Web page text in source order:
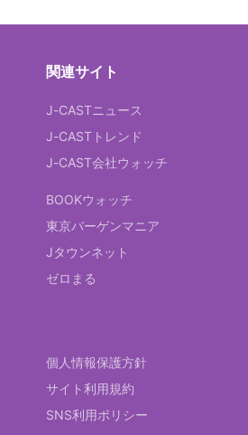
関連サイト
J-CASTニュース
J-CASTトレンド
J-CAST会社ウォッチ
BOOKウォッチ
東京バーゲンマニア
Jタウンネット
ゼロまる
個人情報保護方針
サイト利用規約
SNS利用ポリシー